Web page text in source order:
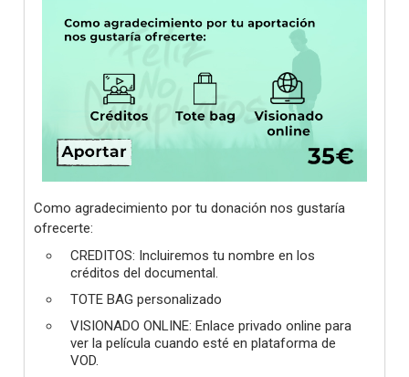
Como agradecimiento por tu donación nos gustaría
ofrecerte:
CREDITOS: Incluiremos tu nombre en los
créditos del documental.
TOTE BAG personalizado
VISIONADO ONLINE: Enlace privado online para
ver la película cuando esté en plataforma de
VOD.